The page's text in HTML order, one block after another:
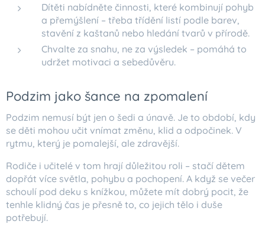
Dítěti nabídněte činnosti, které kombinují pohyb
a přemýšlení – třeba třídění listí podle barev,
stavění z kaštanů nebo hledání tvarů v přírodě.
Chvalte za snahu, ne za výsledek – pomáhá to
udržet motivaci a sebedůvěru.
Podzim jako šance na zpomalení
Podzim nemusí být jen o šedi a únavě. Je to období, kdy
se děti mohou učit vnímat změnu, klid a odpočinek. V
rytmu, který je pomalejší, ale zdravější.
Rodiče i učitelé v tom hrají důležitou roli – stačí dětem
dopřát více světla, pohybu a pochopení. A když se večer
schoulí pod deku s knížkou, můžete mít dobrý pocit, že
tenhle klidný čas je přesně to, co jejich tělo i duše
potřebují.